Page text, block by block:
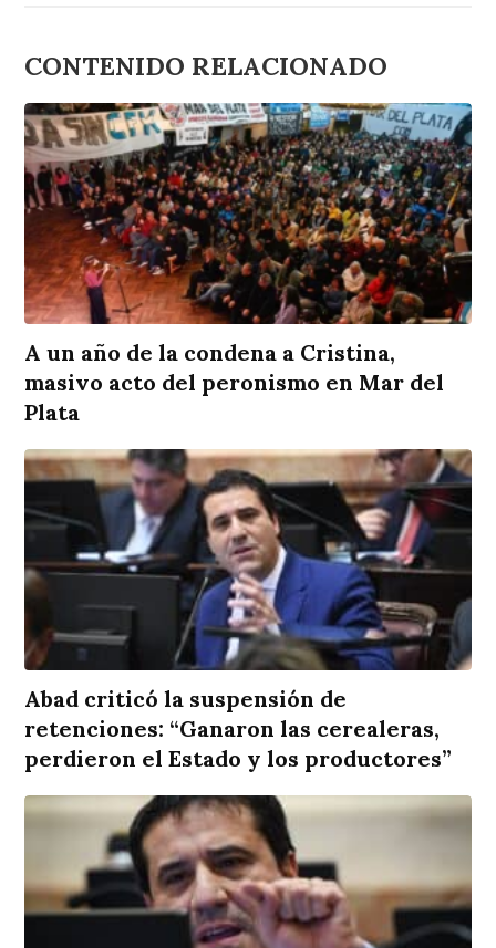
CONTENIDO RELACIONADO
A un año de la condena a Cristina,
masivo acto del peronismo en Mar del
Plata
Abad criticó la suspensión de
retenciones: “Ganaron las cerealeras,
perdieron el Estado y los productores”